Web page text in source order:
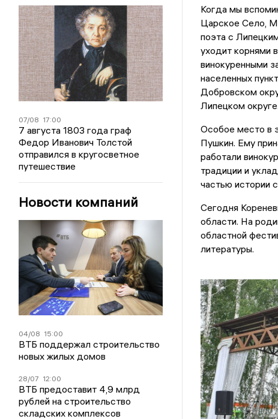
07/08 17:00
7 августа 1803 года граф
Федор Иванович Толстой
отправился в кругосветное
путешествие
Новости компаний
04/08 15:00
ВТБ поддержал строительство
новых жилых домов
28/07 12:00
ВТБ предоставит 4,9 млрд
рублей на строительство
складских комплексов
Когда мы
Царское Село,
поэта с
уходит корнями
винокуренными
населенных
Добровском
Липецком округе.
Особое место в
Пушкин. Ему
работали
традиции и
частью истории
Сегодня
области. На
областной
литературы.